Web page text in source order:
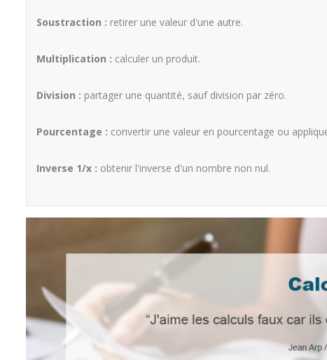
Soustraction : retirer une valeur d'une autre.
Multiplication : calculer un produit.
Division : partager une quantité, sauf division par zéro.
Pourcentage : convertir une valeur en pourcentage ou
Inverse 1/x : obtenir l'inverse d'un nombre non nul.